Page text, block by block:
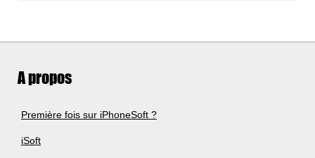
A propos
Première fois sur iPhoneSoft ?
iSoft